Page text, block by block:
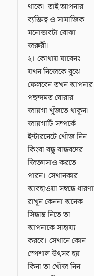
থাকে। তাই আপনার
ব্যক্তিত্ব ও সামাজিক
মনোভাবটা বোঝা
জরুরী।
২। কোথায় যাবেনঃ
যখন নিজেকে বুঝে
ফেলবেন তখন আপনার
পছন্দমত ঘোরার
জায়গা খুঁজতে থাকুন।
জায়গাটি সম্পর্কে
ইন্টারনেটে খোঁজ নিন
কিংবা বন্ধু বান্ধবদের
জিজ্ঞাসাও করতে
পারন। সেখানকার
আবহাওয়া সম্বন্ধে ধারণা
রাখুন কেননা অনেক
সিন্ধান্ত নিতে তা
আপনাকে সাহায্য
করবে। সেখানে কোন
স্পেশাল উৎসব হয়
কিনা তা খোঁজ নিন